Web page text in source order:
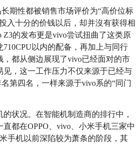
期性都被销售市场评价为“高价位标
入十分的价钱以后，却并沒有获得相
Z3的发布更是vivo尝试扭曲了这类原
以内的配备，再加上与同行
，都从侧边展现了vivo已经面对的市
见，这一工作压力不仅来源于已经与
第四名，一样来源于vivo系的“同门
状况。在智能机制造商的排行中，
都在OPPO、vivo、小米手机三家中
手机以前深陷较为萧条的阶段，其